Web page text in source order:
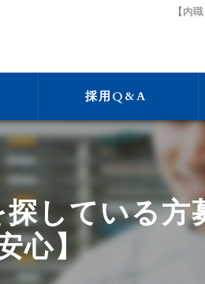
【内
採用Q&A
探している
心】